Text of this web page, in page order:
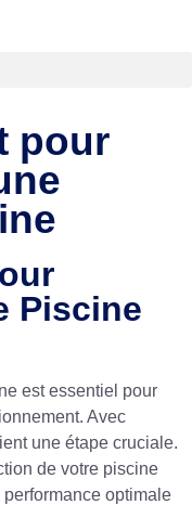
pour
Piscine
est essentiel pour
Avec
une étape cruciale.
de votre piscine
optimale